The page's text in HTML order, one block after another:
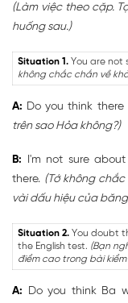
(Làm việc theo cặp.
huống sau.)
Situation 1. You are not
không chắc chắn về
A: Do you think there
trên sao Hỏa không?)
B: I'm not sure
there. (Tớ không
vài dấu hiệu của băng
Situation 2. You doubt
the English test. (Bạn
điểm cao trong bài
A: Do you think Ba